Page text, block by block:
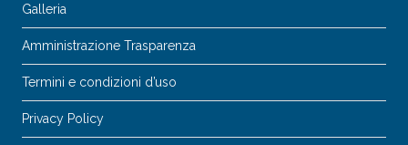
Galleria
Amministrazione Trasparenza
Termini e condizioni d’uso
Privacy Policy